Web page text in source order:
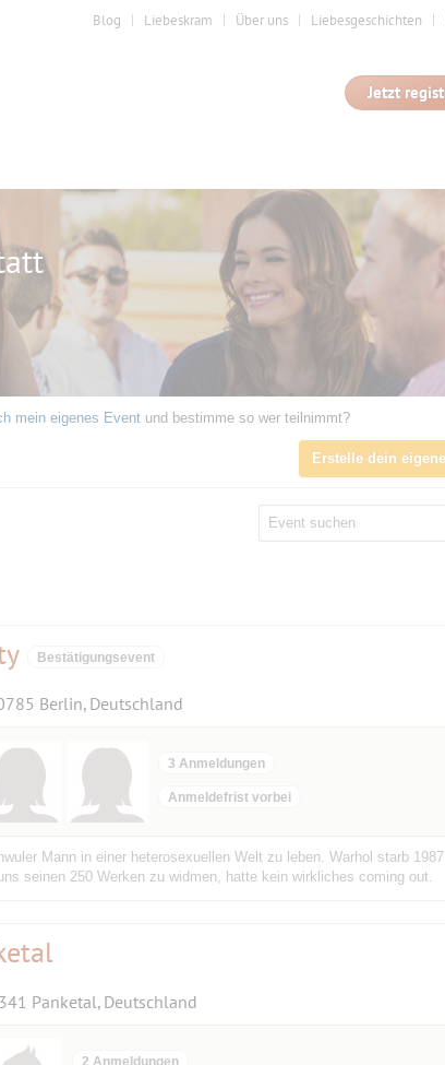
Blog Liebeskram Über uns Liebesgeschichten
Jetzt
mein eigenes Event und bestimme so wer teilnimmt?
Erstelle dein
Bestätigungsevent
Berlin, Deutschland
3 Anmeldungen
Anmeldefrist vorbei
Mann in einer heterosexuellen Welt zu leben. Warhol starb
seinen 250 Werken zu widmen, hatte kein wirkliches coming out.
Panketal, Deutschland
2 Anmeldungen